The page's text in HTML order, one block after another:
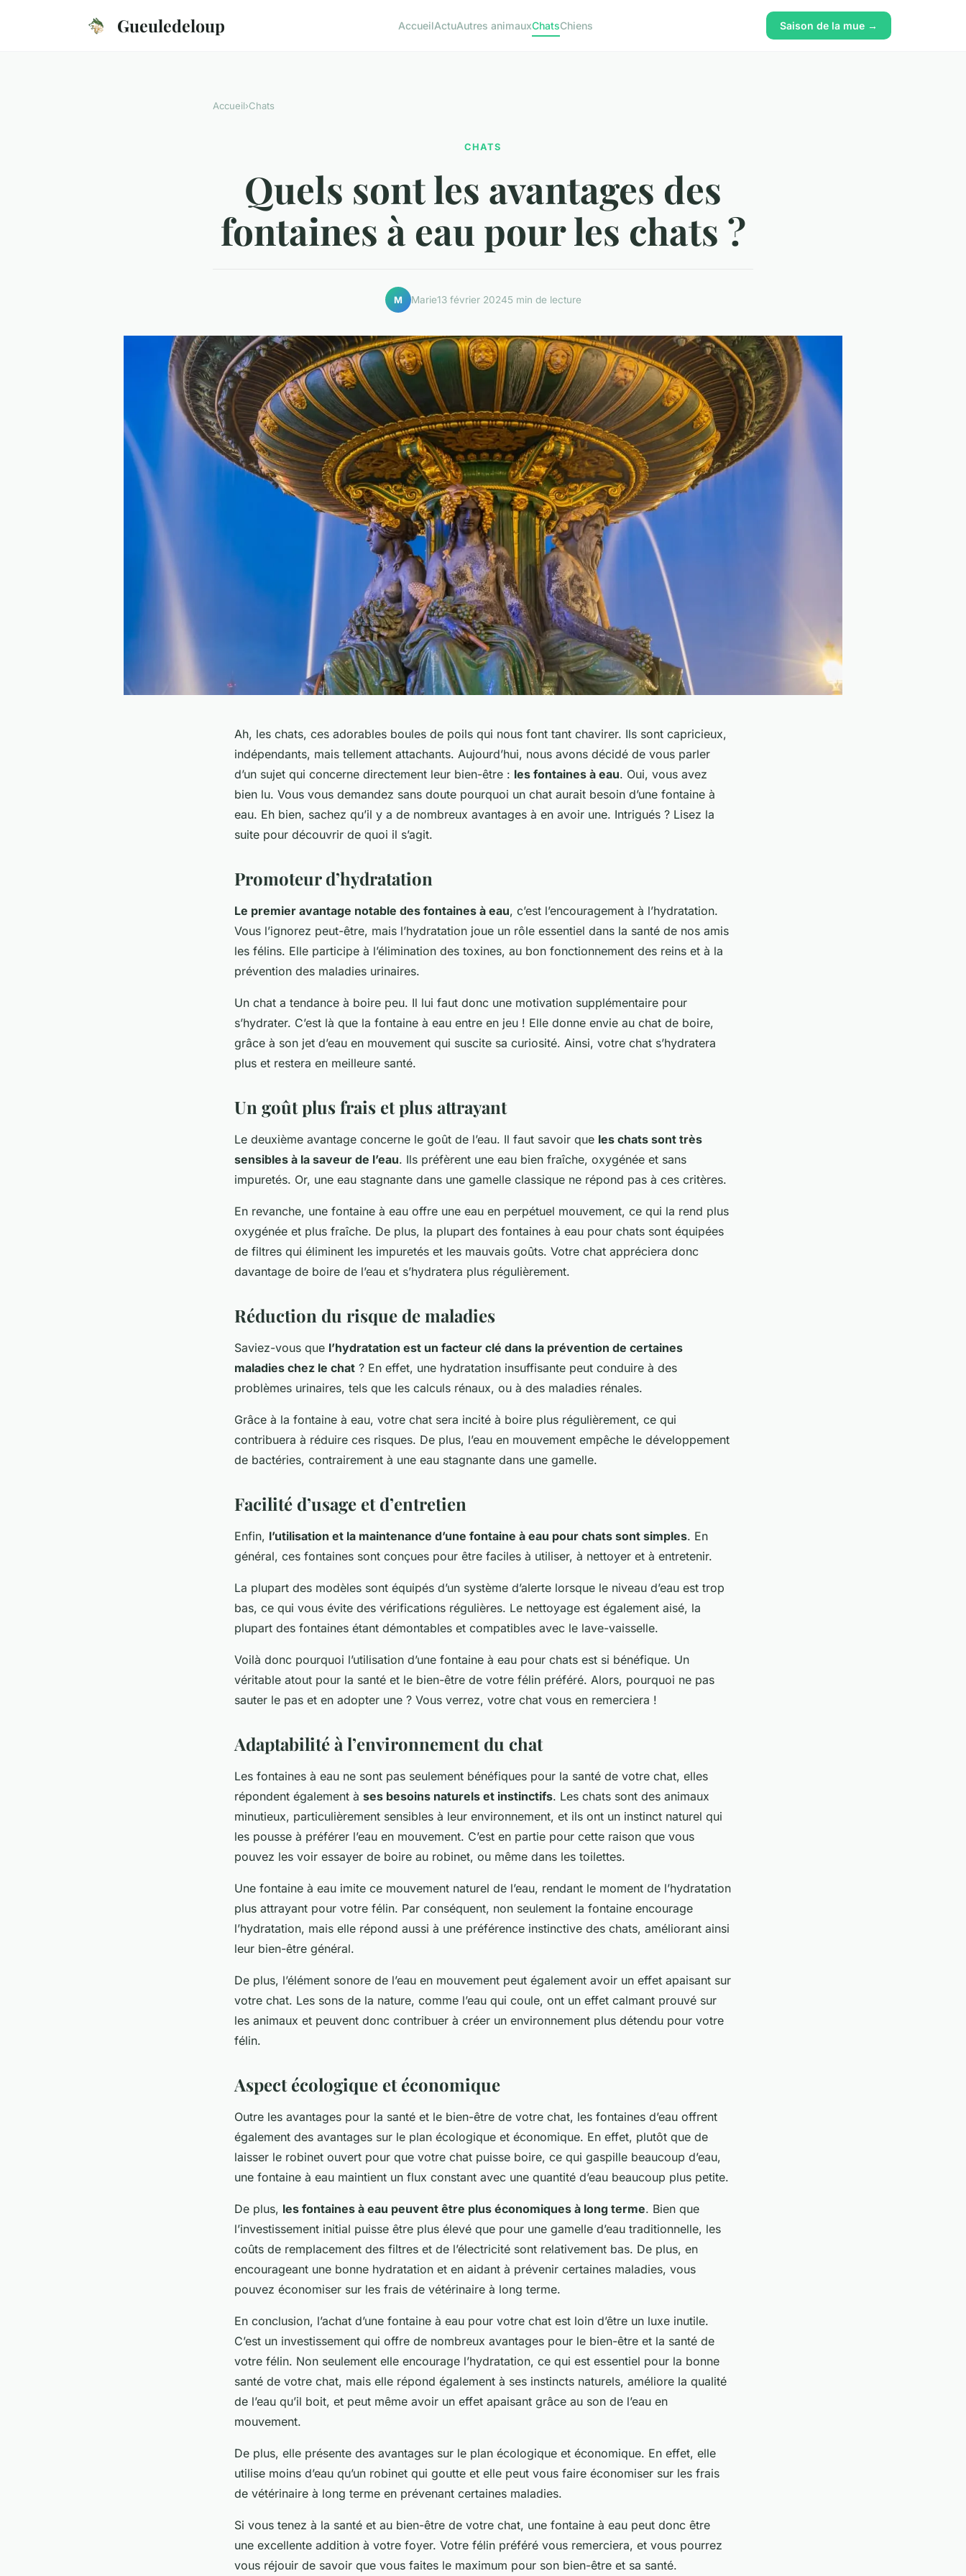
Gueuledeloup AccueilActuAutres animauxChatsChiens Saison de la mue →
Accueil›Chats
CHATS
Quels sont les avantages des
fontaines à eau pour les chats ?
M Marie13 février 20245 min de lecture
Ah, les chats, ces adorables boules de poils qui nous font tant chavirer. Ils sont capricieux,
indépendants, mais tellement attachants. Aujourd’hui, nous avons décidé de vous parler
d’un sujet qui concerne directement leur bien-être : les fontaines à eau. Oui, vous avez
bien lu. Vous vous demandez sans doute pourquoi un chat aurait besoin d’une fontaine à
eau. Eh bien, sachez qu’il y a de nombreux avantages à en avoir une. Intrigués ? Lisez la
suite pour découvrir de quoi il s’agit.
Promoteur d’hydratation
Le premier avantage notable des fontaines à eau, c’est l’encouragement à l’hydratation.
Vous l’ignorez peut-être, mais l’hydratation joue un rôle essentiel dans la santé de nos amis
les félins. Elle participe à l’élimination des toxines, au bon fonctionnement des reins et à la
prévention des maladies urinaires.
Un chat a tendance à boire peu. Il lui faut donc une motivation supplémentaire pour
s’hydrater. C’est là que la fontaine à eau entre en jeu ! Elle donne envie au chat de boire,
grâce à son jet d’eau en mouvement qui suscite sa curiosité. Ainsi, votre chat s’hydratera
plus et restera en meilleure santé.
Un goût plus frais et plus attrayant
Le deuxième avantage concerne le goût de l’eau. Il faut savoir que les chats sont très
sensibles à la saveur de l’eau. Ils préfèrent une eau bien fraîche, oxygénée et sans
impuretés. Or, une eau stagnante dans une gamelle classique ne répond pas à ces critères.
En revanche, une fontaine à eau offre une eau en perpétuel mouvement, ce qui la rend plus
oxygénée et plus fraîche. De plus, la plupart des fontaines à eau pour chats sont équipées
de filtres qui éliminent les impuretés et les mauvais goûts. Votre chat appréciera donc
davantage de boire de l’eau et s’hydratera plus régulièrement.
Réduction du risque de maladies
Saviez-vous que l’hydratation est un facteur clé dans la prévention de certaines
maladies chez le chat ? En effet, une hydratation insuffisante peut conduire à des
problèmes urinaires, tels que les calculs rénaux, ou à des maladies rénales.
Grâce à la fontaine à eau, votre chat sera incité à boire plus régulièrement, ce qui
contribuera à réduire ces risques. De plus, l’eau en mouvement empêche le développement
de bactéries, contrairement à une eau stagnante dans une gamelle.
Facilité d’usage et d’entretien
Enfin, l’utilisation et la maintenance d’une fontaine à eau pour chats sont simples. En
général, ces fontaines sont conçues pour être faciles à utiliser, à nettoyer et à entretenir.
La plupart des modèles sont équipés d’un système d’alerte lorsque le niveau d’eau est trop
bas, ce qui vous évite des vérifications régulières. Le nettoyage est également aisé, la
plupart des fontaines étant démontables et compatibles avec le lave-vaisselle.
Voilà donc pourquoi l’utilisation d’une fontaine à eau pour chats est si bénéfique. Un
véritable atout pour la santé et le bien-être de votre félin préféré. Alors, pourquoi ne pas
sauter le pas et en adopter une ? Vous verrez, votre chat vous en remerciera !
Adaptabilité à l’environnement du chat
Les fontaines à eau ne sont pas seulement bénéfiques pour la santé de votre chat, elles
répondent également à ses besoins naturels et instinctifs. Les chats sont des animaux
minutieux, particulièrement sensibles à leur environnement, et ils ont un instinct naturel qui
les pousse à préférer l’eau en mouvement. C’est en partie pour cette raison que vous
pouvez les voir essayer de boire au robinet, ou même dans les toilettes.
Une fontaine à eau imite ce mouvement naturel de l’eau, rendant le moment de l’hydratation
plus attrayant pour votre félin. Par conséquent, non seulement la fontaine encourage
l’hydratation, mais elle répond aussi à une préférence instinctive des chats, améliorant ainsi
leur bien-être général.
De plus, l’élément sonore de l’eau en mouvement peut également avoir un effet apaisant sur
votre chat. Les sons de la nature, comme l’eau qui coule, ont un effet calmant prouvé sur
les animaux et peuvent donc contribuer à créer un environnement plus détendu pour votre
félin.
Aspect écologique et économique
Outre les avantages pour la santé et le bien-être de votre chat, les fontaines d’eau offrent
également des avantages sur le plan écologique et économique. En effet, plutôt que de
laisser le robinet ouvert pour que votre chat puisse boire, ce qui gaspille beaucoup d’eau,
une fontaine à eau maintient un flux constant avec une quantité d’eau beaucoup plus petite.
De plus, les fontaines à eau peuvent être plus économiques à long terme. Bien que
l’investissement initial puisse être plus élevé que pour une gamelle d’eau traditionnelle, les
coûts de remplacement des filtres et de l’électricité sont relativement bas. De plus, en
encourageant une bonne hydratation et en aidant à prévenir certaines maladies, vous
pouvez économiser sur les frais de vétérinaire à long terme.
En conclusion, l’achat d’une fontaine à eau pour votre chat est loin d’être un luxe inutile.
C’est un investissement qui offre de nombreux avantages pour le bien-être et la santé de
votre félin. Non seulement elle encourage l’hydratation, ce qui est essentiel pour la bonne
santé de votre chat, mais elle répond également à ses instincts naturels, améliore la qualité
de l’eau qu’il boit, et peut même avoir un effet apaisant grâce au son de l’eau en
mouvement.
De plus, elle présente des avantages sur le plan écologique et économique. En effet, elle
utilise moins d’eau qu’un robinet qui goutte et elle peut vous faire économiser sur les frais
de vétérinaire à long terme en prévenant certaines maladies.
Si vous tenez à la santé et au bien-être de votre chat, une fontaine à eau peut donc être
une excellente addition à votre foyer. Votre félin préféré vous remerciera, et vous pourrez
vous réjouir de savoir que vous faites le maximum pour son bien-être et sa santé.